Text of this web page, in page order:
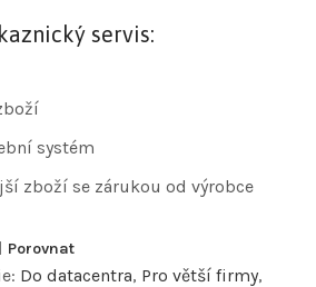
servis:
systém
zboží se zárukou od výrobce
Porovnat
Do datacentra, Pro větší firmy,